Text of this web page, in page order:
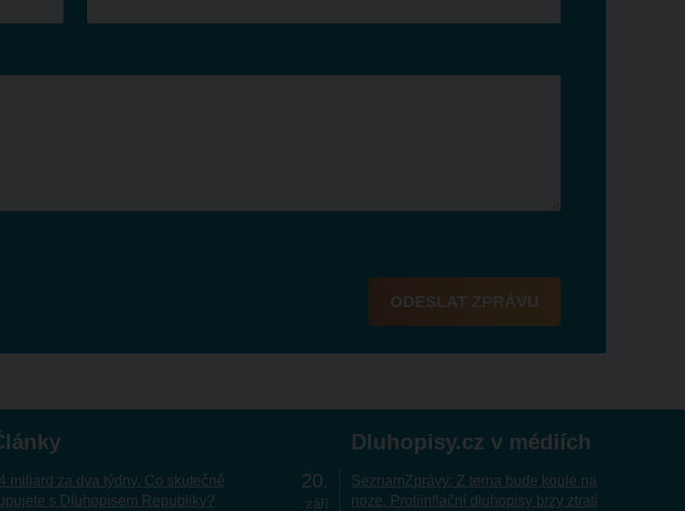
ODESLAT ZPRÁVU
miliard za dva týdny. Co skutečně
s Dluhopisem Republiky?
Dluhopisy.cz v médiích
20
září
SeznamZprávy: Z terna bude koule na
noze. Protiinflační dluhopisy brzy ztratí